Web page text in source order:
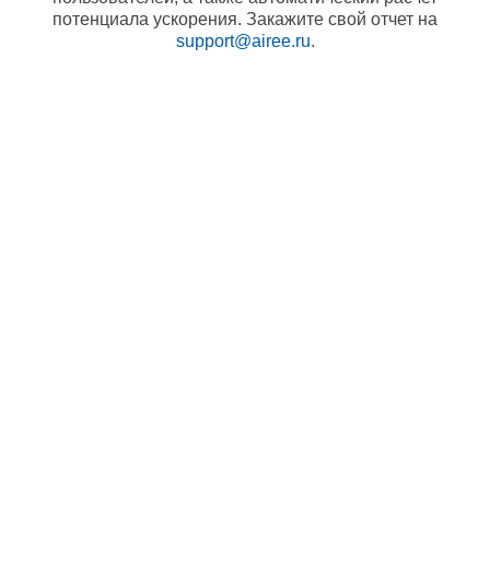
потенциала ускорения. Закажите свой отчет на
support@airee.ru.